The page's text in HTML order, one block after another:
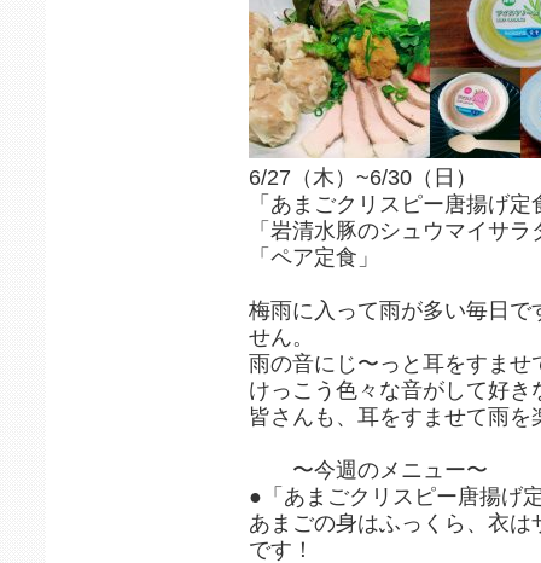
6/27（木）~6/30（日）
「あまごクリスピー唐揚げ定
「岩清水豚のシュウマイサ
「ペア定食」
梅雨に入って雨が多い毎日
せん。
雨の音にじ〜っと耳をすませ
けっこう色々な音がして好き
皆さんも、耳をすませて雨を
〜今週のメニュー〜
●「あまごクリスピー唐揚げ
あまごの身はふっくら、衣
です！